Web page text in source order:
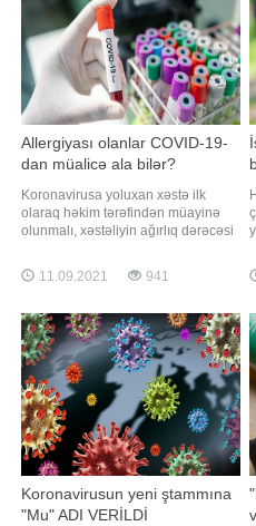
Allergiyası olanlar COVID-19-
dan müalicə ala bilər?
Koronavirusa yoluxan xəstə ilk
olaraq həkim tərəfindən müayinə
olunmalı, xəstəliyin ağırlıq dərəcəsi
edilməlidir. Ağırlıq dərəcəsinə görə
isə yüngül, orta ağır, ağır və çox ağır
birinə ayrıca yanaşma olur. Üstəlik
də hər bir xəstənin yanaşı xəstəliy
11.09.2021 941
Koronavirusun yeni ştammına
"Mu" ADI VERİLDİ